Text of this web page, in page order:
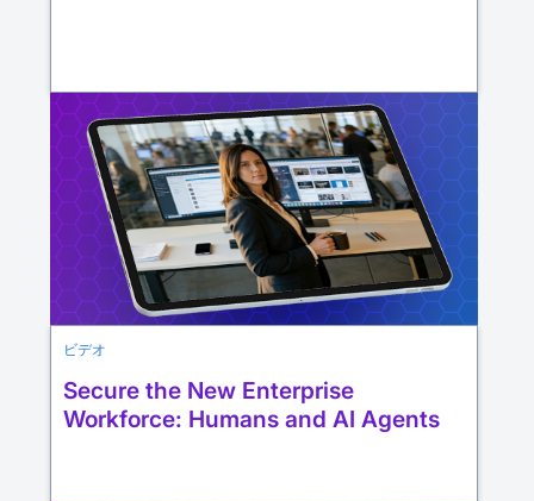
ビデオ
Secure the New Enterprise
Workforce: Humans and AI Agents